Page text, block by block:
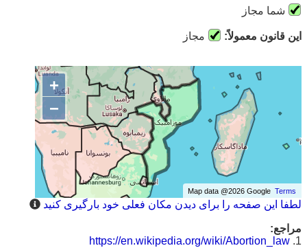
شما مجاز
این قانون معمولاً: مجاز
+
−
Map data @2026 GoogleTerms
لطفا این صفحه را برای دیدن مکان فعلی خود بارگیری کنید
مراجع:
1.
https://en.wikipedia.org/wiki/Abortion_law